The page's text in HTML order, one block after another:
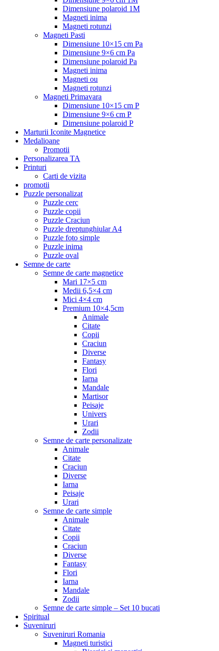
Dimensiune polaroid 1M
Magneti inima
Magneti rotunzi
Magneti Pasti
Dimensiune 10×15 cm Pa
Dimensiune 9×6 cm Pa
Dimensiune polaroid Pa
Magneti inima
Magneti ou
Magneti rotunzi
Magneti Primavara
Dimensiune 10×15 cm P
Dimensiune 9×6 cm P
Dimensiune polaroid P
Marturii Iconite Magnetice
Medalioane
Promotii
Personalizarea TA
Printuri
Carti de vizita
promotii
Puzzle personalizat
Puzzle cerc
Puzzle copii
Puzzle Craciun
Puzzle dreptunghiular A4
Puzzle foto simple
Puzzle inima
Puzzle oval
Semne de carte
Semne de carte magnetice
Mari 17×5 cm
Medii 6,5×4 cm
Mici 4×4 cm
Premium 10×4,5cm
Animale
Citate
Copii
Craciun
Diverse
Fantasy
Flori
Iarna
Mandale
Martisor
Peisaje
Univers
Urari
Zodii
Semne de carte personalizate
Animale
Citate
Craciun
Diverse
Iarna
Peisaje
Urari
Semne de carte simple
Animale
Citate
Copii
Craciun
Diverse
Fantasy
Flori
Iarna
Mandale
Zodii
Semne de carte simple – Set 10 bucati
Spiritual
Suveniruri
Suveniruri Romania
Magneti turistici